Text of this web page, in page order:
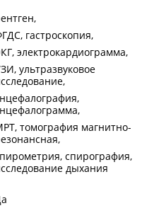
гастроскопия
электрокардиограмма
ультразвуковое
томография магнитно-
спирография,
дыхания